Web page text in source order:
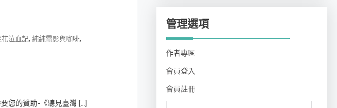
花泣血記, 純純電影與咖啡,
您的贊助-《聽見臺灣 […]
管理選項
作者專區
會員登入
會員註冊